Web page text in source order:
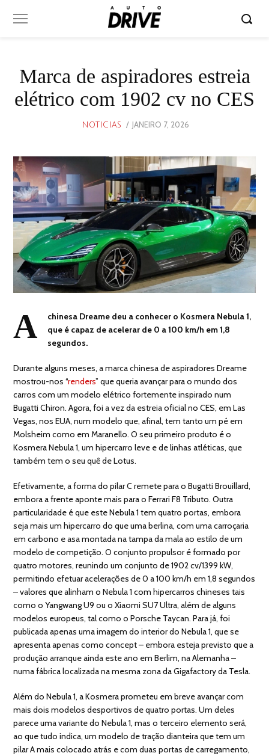
Marca de aspiradores estreia
elétrico com 1902 cv no CES
NOTICIAS
POSTED
JANEIRO 7, 2026
A
chinesa Dreame deu a conhecer o Kosmera Nebula 1,
que é capaz de acelerar de 0 a 100 km/h em 1,8
segundos.
Durante alguns meses, a marca chinesa de aspiradores Dreame
mostrou-nos “renders” que queria avançar para o mundo dos
carros com um modelo elétrico fortemente inspirado num
Bugatti Chiron. Agora, foi a vez da estreia oficial no CES, em Las
Vegas, nos EUA, num modelo que, afinal, tem tanto um pé em
Molsheim como em Maranello. O seu primeiro produto é o
Kosmera Nebula 1, um hipercarro leve e de linhas atléticas, que
também tem o seu quê de Lotus.
Efetivamente, a forma do pilar C remete para o Bugatti Brouillard,
embora a frente aponte mais para o Ferrari F8 Tributo. Outra
particularidade é que este Nebula 1 tem quatro portas, embora
seja mais um hipercarro do que uma berlina, com uma carroçaria
em carbono e asa montada na tampa da mala ao estilo de um
modelo de competição. O conjunto propulsor é formado por
quatro motores, reunindo um conjunto de 1902 cv/1399 kW,
permitindo efetuar acelerações de 0 a 100 km/h em 1,8 segundos
– valores que alinham o Nebula 1 com hipercarros chineses tais
como o Yangwang U9 ou o Xiaomi SU7 Ultra, além de alguns
modelos europeus, tal como o Porsche Taycan. Para já, foi
publicada apenas uma imagem do interior do Nebula 1, que se
apresenta apenas como concept – embora esteja previsto que a
produção arranque ainda este ano em Berlim, na Alemanha –
numa fábrica localizada na mesma zona da Gigafactory da Tesla.
Além do Nebula 1, a Kosmera prometeu em breve avançar com
mais dois modelos desportivos de quatro portas. Um deles
parece uma variante do Nebula 1, mas o terceiro elemento será,
ao que tudo indica, um modelo de tração dianteira que tem um
pilar A mais colocado atrás e com duas portas de carregamento,